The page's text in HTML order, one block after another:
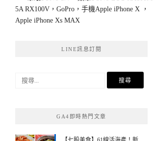
5A RX100V，GoPro，手機Apple iPhone X ，
Apple iPhone Xs MAX
LINE訊息訂閱
搜
GA4即時熱門文章